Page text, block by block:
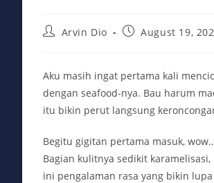
PostArvin Dio
PostAugust 19,
Aku masih ingat pertama kali
dengan seafood-nya. Bau harum
itu bikin perut langsung
Begitu gigitan pertama masuk,
Bagian kulitnya sedikit
ini pengalaman rasa yang bikin